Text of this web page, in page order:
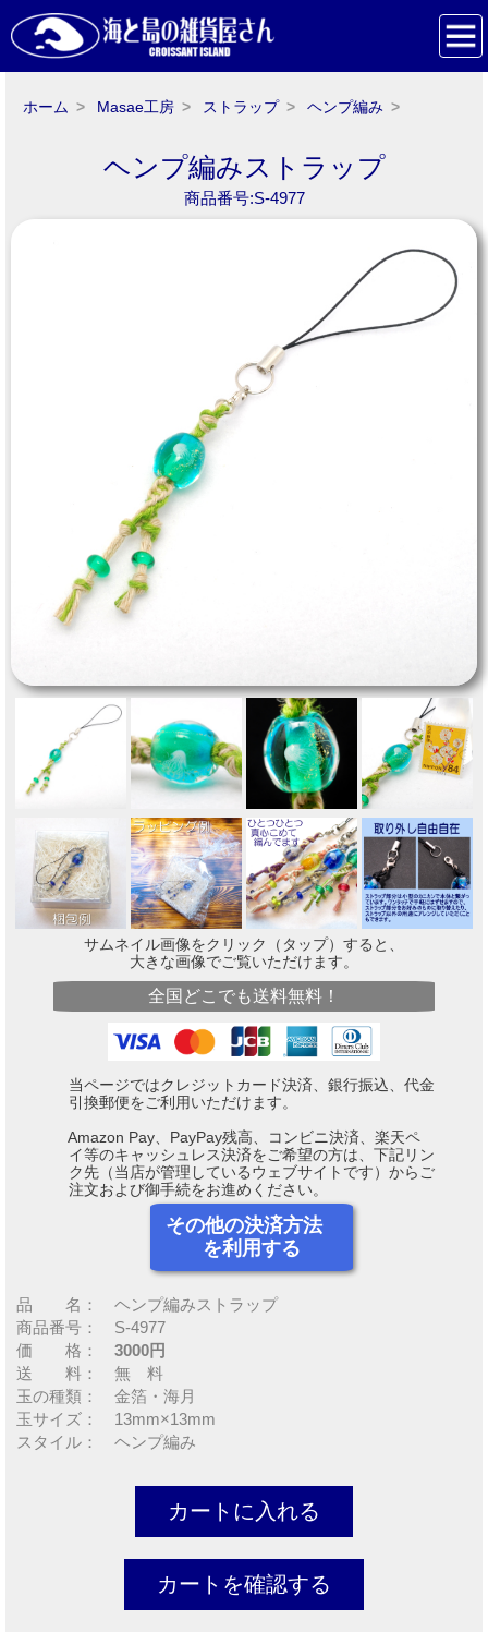
ホーム Masae工房 ストラップ ヘンプ編み
ヘンプ編みストラップ
商品番号:S-4977
サムネイル画像をクリック（タップ）すると、
大きな画像でご覧いただけます。
全国どこでも送料無料！
当ページではクレジットカード決済、銀行振込、代金
引換郵便をご利用いただけます。
Amazon Pay、PayPay残高、コンビニ決済、楽天ペ
イ等のキャッシュレス決済をご希望の方は、下記リン
ク先（当店が管理しているウェブサイトです）からご
注文および御手続をお進めください。
その他の決済方法
を利用する
品 名： ヘンプ編みストラップ
商品番号： S-4977
価 格： 3000円
送 料： 無 料
玉の種類： 金箔・海月
玉サイズ： 13mm×13mm
スタイル： ヘンプ編み